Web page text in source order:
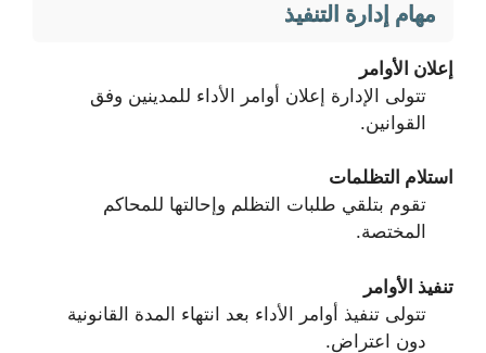
مهام إدارة التنفيذ
إعلان الأوامر
تتولى الإدارة إعلان أوامر الأداء للمدينين وفق
القوانين.
استلام التظلمات
تقوم بتلقي طلبات التظلم وإحالتها للمحاكم
المختصة.
تنفيذ الأوامر
تتولى تنفيذ أوامر الأداء بعد انتهاء المدة القانونية
دون اعتراض.